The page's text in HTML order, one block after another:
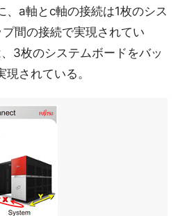
、a軸とc軸の接続は1枚のシス
間の接続で実現されてい
3枚のシステムボードをバッ
されている。